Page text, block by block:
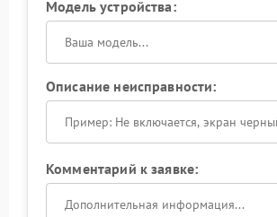
Модель устройства:
Описание неисправности:
Комментарий к заявке: